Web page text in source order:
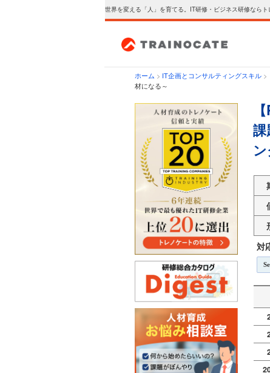
世界を変える「人」を育てる。IT研修・ビジネス研修ならト
ホーム > IT企画とコンサルティングスキル >
材になる～
対